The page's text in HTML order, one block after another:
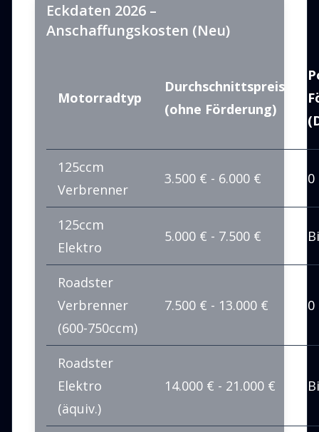
Eckdaten 2026 –
Anschaffungskosten (Neu)
Motorradtyp
Durchschnittspreis
(ohne Förderung)
125ccm
Verbrenner
3.500 € - 6.000 € 0
125ccm
Elektro
5.000 € - 7.500 €
Roadster
Verbrenner
(600-750ccm)
7.500 € - 13.000 € 0
Roadster
Elektro
(äquiv.)
14.000 € - 21.000 €